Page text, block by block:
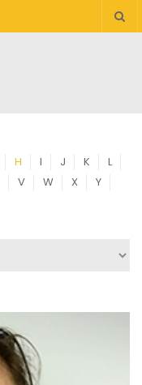
H I J K
L
V W X
Y